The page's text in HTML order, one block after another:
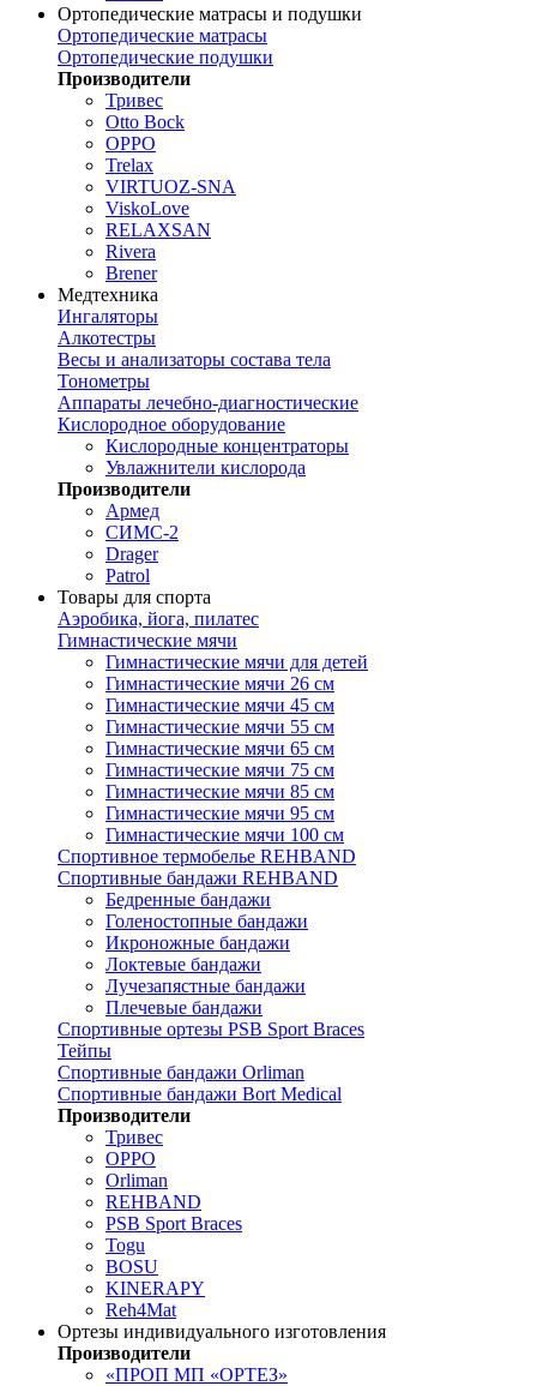
Ортопедические матрасы и подушки
Ортопедические матрасы
Ортопедические подушки
Производители
Тривес
Otto Bock
OPPO
Trelax
VIRTUOZ-SNA
ViskoLove
RELAXSAN
Rivera
Brener
Медтехника
Ингаляторы
Алкотестры
Весы и анализаторы состава тела
Тонометры
Аппараты лечебно-диагностические
Кислородное оборудование
Кислородные концентраторы
Увлажнители кислорода
Производители
Армед
СИМС-2
Drager
Patrol
Товары для спорта
Аэробика, йога, пилатес
Гимнастические мячи
Гимнастические мячи для детей
Гимнастические мячи 26 см
Гимнастические мячи 45 см
Гимнастические мячи 55 см
Гимнастические мячи 65 см
Гимнастические мячи 75 см
Гимнастические мячи 85 см
Гимнастические мячи 95 см
Гимнастические мячи 100 см
Спортивное термобелье REHBAND
Спортивные бандажи REHBAND
Бедренные бандажи
Голеностопные бандажи
Икроножные бандажи
Локтевые бандажи
Лучезапястные бандажи
Плечевые бандажи
Спортивные ортезы PSB Sport Braces
Тейпы
Спортивные бандажи Orliman
Спортивные бандажи Bort Medical
Производители
Тривес
OPPO
Orliman
REHBAND
PSB Sport Braces
Togu
BOSU
KINERAPY
Reh4Mat
Ортезы индивидуального изготовления
Производители
«ПРОП МП «ОРТЕЗ»